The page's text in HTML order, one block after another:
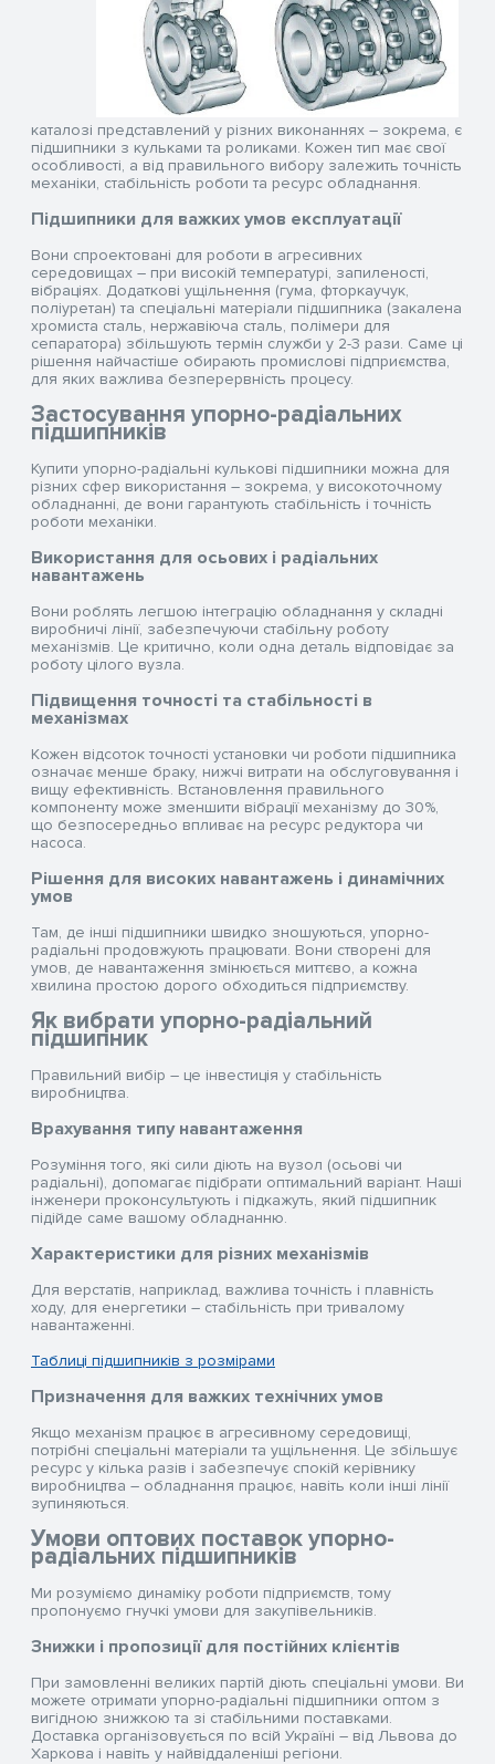
каталозі представлений у різних виконаннях – зокрема, є
підшипники з кульками та роликами. Кожен тип має свої
особливості, а від правильного вибору залежить точність
механіки, стабільність роботи та ресурс обладнання.
Підшипники для важких умов експлуатації
Вони спроектовані для роботи в агресивних
середовищах – при високій температурі, запиленості,
вібраціях. Додаткові ущільнення (гума, фторкаучук,
поліуретан) та спеціальні матеріали підшипника (закалена
хромиста сталь, нержавіюча сталь, полімери для
сепаратора) збільшують термін служби у 2-3 рази. Саме ці
рішення найчастіше обирають промислові підприємства,
для яких важлива безперервність процесу.
Застосування упорно-радіальних
підшипників
Купити упорно-радіальні кулькові підшипники можна для
різних сфер використання – зокрема, у високоточному
обладнанні, де вони гарантують стабільність і точність
роботи механіки.
Використання для осьових і радіальних
навантажень
Вони роблять легшою інтеграцію обладнання у складні
виробничі лінії, забезпечуючи стабільну роботу
механізмів. Це критично, коли одна деталь відповідає за
роботу цілого вузла.
Підвищення точності та стабільності в
механізмах
Кожен відсоток точності установки чи роботи підшипника
означає менше браку, нижчі витрати на обслуговування і
вищу ефективність. Встановлення правильного
компоненту може зменшити вібрації механізму до 30%,
що безпосередньо впливає на ресурс редуктора чи
насоса.
Рішення для високих навантажень і динамічних
умов
Там, де інші підшипники швидко зношуються, упорно-
радіальні продовжують працювати. Вони створені для
умов, де навантаження змінюється миттєво, а кожна
хвилина простою дорого обходиться підприємству.
Як вибрати упорно-радіальний
підшипник
Правильний вибір – це інвестиція у стабільність
виробництва.
Врахування типу навантаження
Розуміння того, які сили діють на вузол (осьові чи
радіальні), допомагає підібрати оптимальний варіант. Наші
інженери проконсультують і підкажуть, який підшипник
підійде саме вашому обладнанню.
Характеристики для різних механізмів
Для верстатів, наприклад, важлива точність і плавність
ходу, для енергетики – стабільність при тривалому
навантаженні.
Таблиці підшипників з розмірами
Призначення для важких технічних умов
Якщо механізм працює в агресивному середовищі,
потрібні спеціальні матеріали та ущільнення. Це збільшує
ресурс у кілька разів і забезпечує спокій керівнику
виробництва – обладнання працює, навіть коли інші лінії
зупиняються.
Умови оптових поставок упорно-
радіальних підшипників
Ми розуміємо динаміку роботи підприємств, тому
пропонуємо гнучкі умови для закупівельників.
Знижки і пропозиції для постійних клієнтів
При замовленні великих партій діють спеціальні умови. Ви
можете отримати упорно-радіальні підшипники оптом з
вигідною знижкою та зі стабільними поставками.
Доставка організовується по всій Україні – від Львова до
Харкова і навіть у найвіддаленіші регіони.